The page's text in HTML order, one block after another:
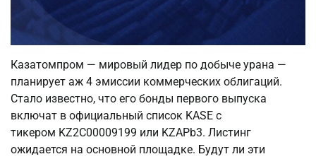
Казатомпром — мировый лидер по добыче урана —
планирует аж 4 эмиссии коммерческих облигаций.
Стало известно, что его бонды первого выпуска
включат в официальный список KASE с
тикером KZ2C00009199 или KZAPb3. Листинг
ожидается на основной площадке. Будут ли эти